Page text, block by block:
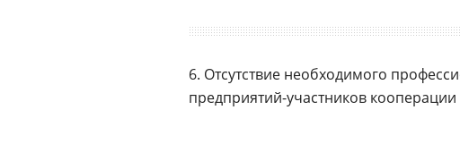
6. Отсутствие необходимого
предприятий-участников